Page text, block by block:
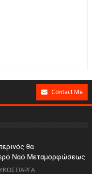
Contact Me
θα
Ναό Μεταμορφώσεως
στης 5 Αυγούστου
ΠΑΡΓΑ